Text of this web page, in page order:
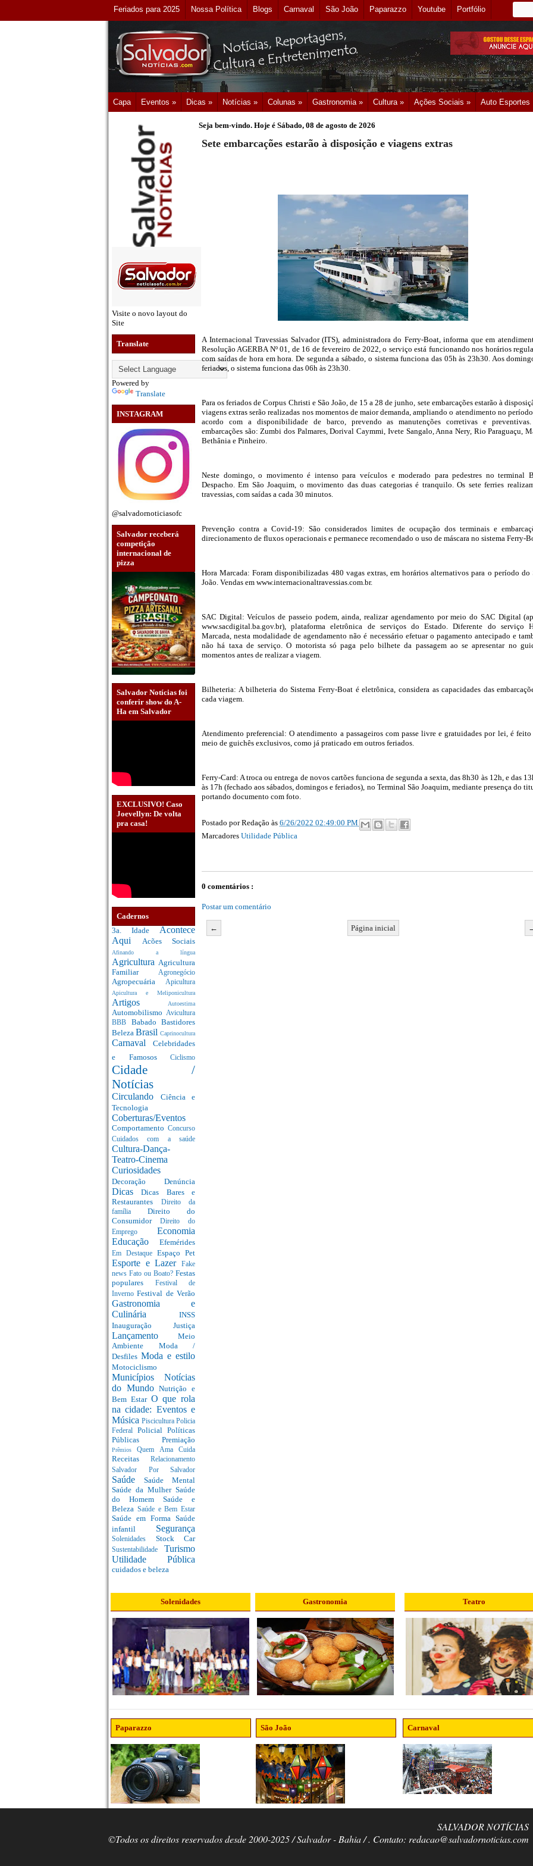
Feriados para 2025 Nossa Política Blogs Carnaval São João Paparazzo Youtube Portfólio
Capa Eventos » Dicas » Notícias » Colunas » Gastronomia » Cultura » Ações Sociais » Auto Esportes
Visite o novo layout do
Site
Translate
Powered by
Translate
INSTAGRAM
@salvadornoticiasofc
Salvador receberá
competição
internacional de
pizza
Salvador Notícias foi
conferir show do A-
Ha em Salvador
EXCLUSIVO! Caso
Joevellyn: De volta
pra casa!
Cadernos
3a. Idade Acontece
Aqui Acões Sociais
Afinando a língua
Agricultura Agricultura
Familiar Agronegócio
Agropecuária Apicultura
Apicultura e Meliponicultura
Artigos Autoestima
Automobilismo Avicultura
BBB Babado Bastidores
Beleza Brasil Caprinocultura
Carnaval Celebridades
e Famosos Ciclismo
Cidade /
Notícias
Circulando Ciência e
Tecnologia
Coberturas/Eventos
Comportamento Concurso
Cuidados com a saúde
Cultura-Dança-
Teatro-Cinema
Curiosidades
Decoração Denúncia
DicasDicas Bares e
Restaurantes
Direito da
família Direito do
Consumidor Direito do
Emprego Economia
Educação Efemérides
Em Destaque Espaço Pet
Esporte e Lazer
Fake
news Fato ou Boato? Festas
populares
Festival de
InvernoFestival de Verão
Gastronomia e
Culinária INSS
Inauguração Justiça
Lançamento Meio
Ambiente Moda /
Desfiles Moda e estilo
Motociclismo
Municípios Notícias
do MundoNutrição e
Bem Estar O que rola
na cidade: Eventos e
Música Piscicultura Policia
Federal Policial Políticas
Públicas Premiação
PrêmiosQuem Ama Cuida
Receitas Relacionamento
Salvador Por Salvador
Saúde Saúde Mental
Saúde da Mulher Saúde
do Homem Saúde e
Beleza Saúde e Bem Estar
Saúde em Forma Saúde
infantil Segurança
Solenidades Stock Car
Sustentabilidade Turismo
Utilidade Pública
cuidados e beleza
Seja bem-vindo. Hoje é Sábado, 08 de agosto de 2026
Sete embarcações estarão à disposição e viagens extras
A Internacional Travessias Salvador (ITS), administradora do Ferry-Boat, informa que em
Resolução AGERBA Nº 01, de 16 de fevereiro de 2022, o serviço está funcionando nos horários
com saídas de hora em hora. De segunda a sábado, o sistema funciona das 05h às 23h30. Aos
feriados, o sistema funciona das 06h às 23h30.
Para os feriados de Corpus Christi e São João, de 15 a 28 de junho, sete embarcações estarão à
viagens extras serão realizadas nos momentos de maior demanda, ampliando o atendimento no
acordo com a disponibilidade de barco, prevendo as manutenções corretivas e
embarcações são: Zumbi dos Palmares, Dorival Caymmi, Ivete Sangalo, Anna Nery, Rio Paraguaçu,
Bethânia e Pinheiro.
Neste domingo, o movimento é intenso para veículos e moderado para pedestres no terminal
Despacho. Em São Joaquim, o movimento das duas categorias é tranquilo. Os sete ferries
travessias, com saídas a cada 30 minutos.
Prevenção contra a Covid-19: São considerados limites de ocupação dos terminais e
direcionamento de fluxos operacionais e permanece recomendado o uso de máscara no sistema Ferry-
Hora Marcada: Foram disponibilizadas 480 vagas extras, em horários alternativos para o período do
João. Vendas em www.internacionaltravessias.com.br.
SAC Digital: Veículos de passeio podem, ainda, realizar agendamento por meio do SAC Digital
www.sacdigital.ba.gov.br), plataforma eletrônica de serviços do Estado. Diferente do serviço
Marcada, nesta modalidade de agendamento não é necessário efetuar o pagamento antecipado e
não há taxa de serviço. O motorista só paga pelo bilhete da passagem ao se apresentar no
momentos antes de realizar a viagem.
Bilheteria: A bilheteria do Sistema Ferry-Boat é eletrônica, considera as capacidades das
cada viagem.
Atendimento preferencial: O atendimento a passageiros com passe livre e gratuidades por lei, é
meio de guichês exclusivos, como já praticado em outros feriados.
Ferry-Card: A troca ou entrega de novos cartões funciona de segunda a sexta, das 8h30 às 12h, e das
às 17h (fechado aos sábados, domingos e feriados), no Terminal São Joaquim, mediante presença do
portando documento com foto.
Postado porRedação às 6/26/2022 02:49:00 PM
Marcadores Utilidade Pública
0 comentários :
Postar um comentário
← Página inicial
Solenidades Gastronomia Teatro
Paparazzo São João Carnaval
SALVADOR NOTÍCIAS
©Todos os direitos reservados desde 2000-2025 / Salvador - Bahia / . Contato: redacao@salvadornoticias.com